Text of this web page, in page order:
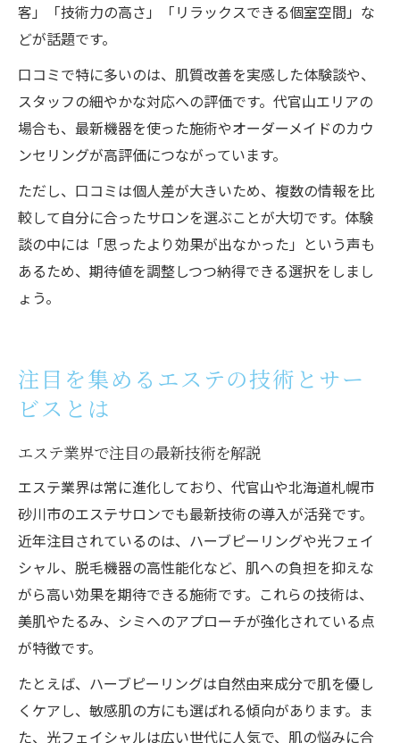
客」「技術力の高さ」「リラックスできる個室空間」な
どが話題です。
口コミで特に多いのは、肌質改善を実感した体験談や、
スタッフの細やかな対応への評価です。代官山エリアの
場合も、最新機器を使った施術やオーダーメイドのカウ
ンセリングが高評価につながっています。
ただし、口コミは個人差が大きいため、複数の情報を比
較して自分に合ったサロンを選ぶことが大切です。体験
談の中には「思ったより効果が出なかった」という声も
あるため、期待値を調整しつつ納得できる選択をしまし
ょう。
注目を集めるエステの技術とサー
ビスとは
エステ業界で注目の最新技術を解説
エステ業界は常に進化しており、代官山や北海道札幌市
砂川市のエステサロンでも最新技術の導入が活発です。
近年注目されているのは、ハーブピーリングや光フェイ
シャル、脱毛機器の高性能化など、肌への負担を抑えな
がら高い効果を期待できる施術です。これらの技術は、
美肌やたるみ、シミへのアプローチが強化されている点
が特徴です。
たとえば、ハーブピーリングは自然由来成分で肌を優し
くケアし、敏感肌の方にも選ばれる傾向があります。ま
た、光フェイシャルは広い世代に人気で、肌の悩みに合